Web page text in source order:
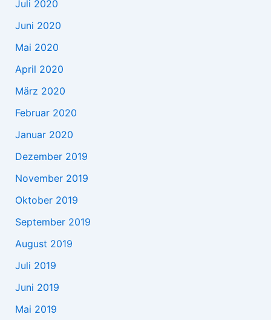
Juli 2020
Juni 2020
Mai 2020
April 2020
März 2020
Februar 2020
Januar 2020
Dezember 2019
November 2019
Oktober 2019
September 2019
August 2019
Juli 2019
Juni 2019
Mai 2019